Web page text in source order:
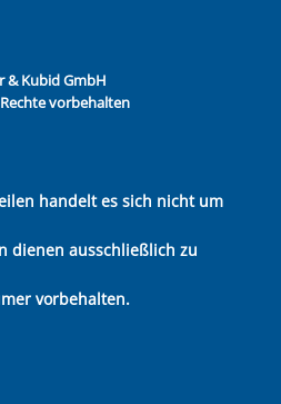
& Kubid GmbH
vorbehalten
handelt es sich nicht um
dienen ausschließlich zu
vorbehalten.